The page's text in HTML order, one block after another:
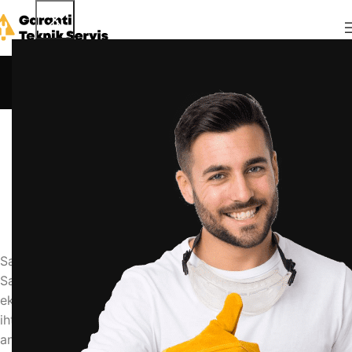
Blog
BLOG
samsung çamaşır makinesi anakart arızası
nasıl anlaşılır
admin
15 Mayıs 2026
Samsung Çamaşır Makinesi Anakart Arızası Nasıl Anlaşılır
Samsung çamaşır makineniz aniden çalışmayı durdurduysa,
ekran kilitlendiyse veya hiç tepki vermiyorsa, sorun büyük
ihtimalle anakart kaynaklıdır. Samsung çamaşır makinesi
anakart arızası, en sık karşılaşılan ve en can sıkıcı